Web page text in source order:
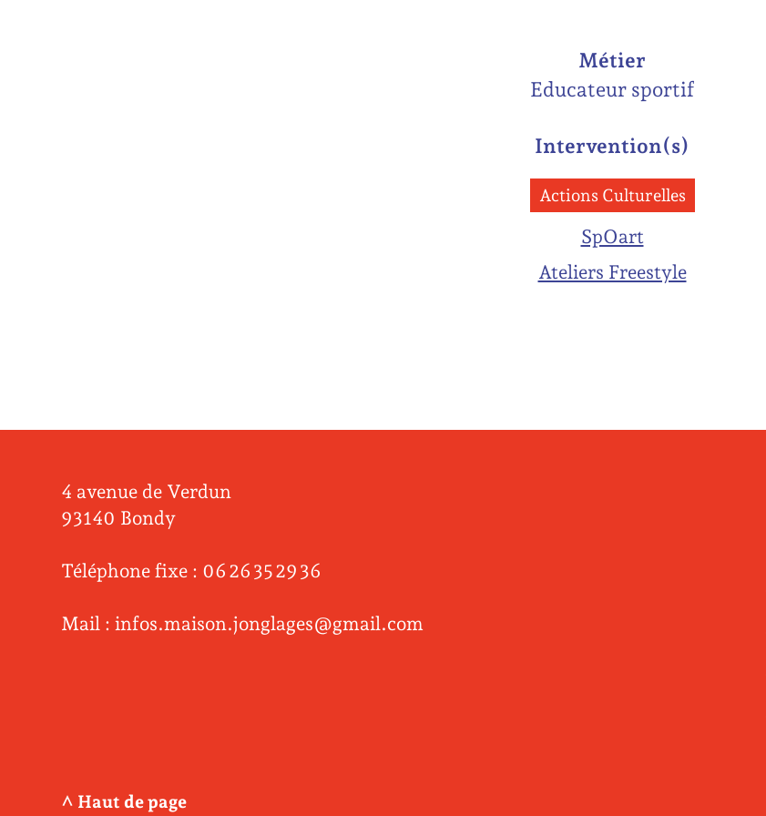
Métier
Educateur sportif
Intervention(s)
Actions Culturelles
SpOart
Ateliers Freestyle
^ Haut de page
4 avenue de Verdun
93140 Bondy
Téléphone fixe : 06 26 35 29 36
Mail : infos.maison.jonglages@gmail.com